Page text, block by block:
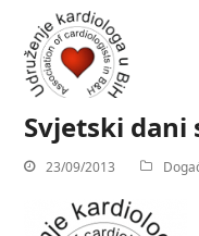
Svjetski dani
23/09/2013